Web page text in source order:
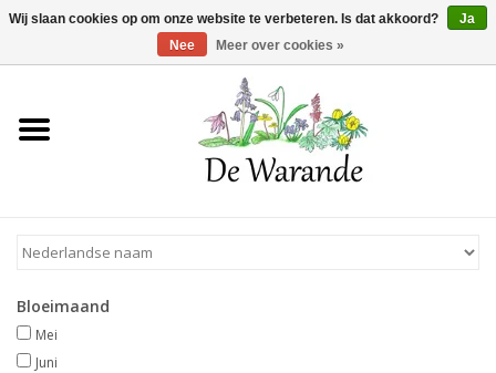
Winkelwagen >0 Artikelen - €0,00
Home
Voorjaarsbloeiers
Zomerbloeiers
Bloeimaand
Mei
Juni
Wij slaan cookies op om onze website te verbeteren. Is dat akkoord?
Ja
Nee
Meer over cookies »